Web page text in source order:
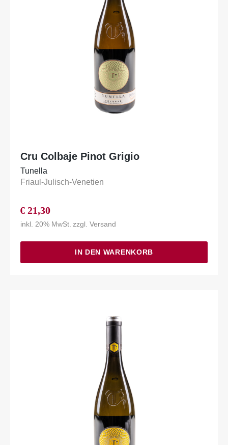
Cru Colbaje Pinot Grigio
Tunella
Friaul-Julisch-Venetien
€ 21,30
inkl. 20% MwSt. zzgl.Versand
IN DEN WARENKORB